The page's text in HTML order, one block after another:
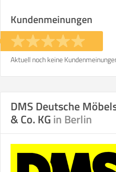
Kundenmeinungen
Aktuell noch keine
DMS Deutsche
& Co. KGin Berlin